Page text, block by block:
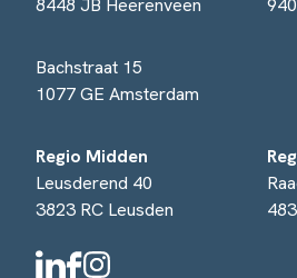
8448 JB Heerenveen
Bachstraat 15
1077 GE Amsterdam
Regio Midden
Leusderend 40
3823 RC Leusden